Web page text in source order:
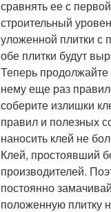
сравнять ее с
строительный
уложенной плитки с
обе плитки будут
Теперь продолжайте
нему еще раз
соберите излишки
правил и полезных
наносить клей не
Клей, простоявший
производителей.
постоянно
положенную плитку